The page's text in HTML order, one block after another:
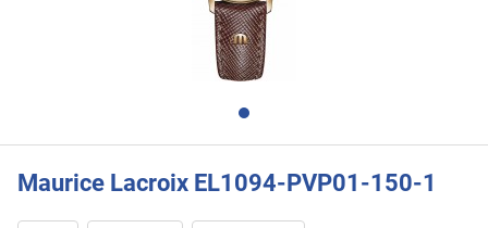
Maurice Lacroix EL1094-PVP01-150-1